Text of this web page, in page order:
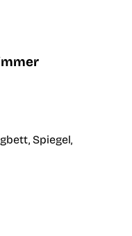
Spiegel,